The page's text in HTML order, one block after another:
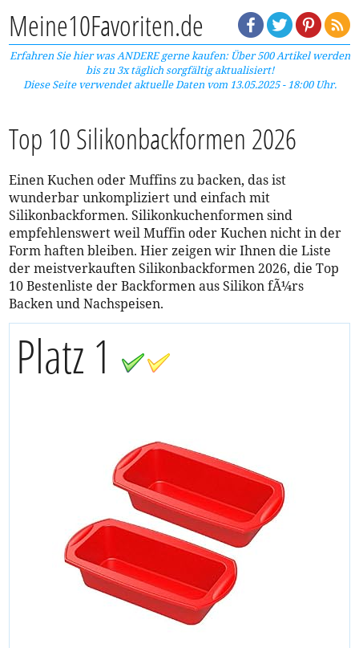
Meine10Favoriten.de
Erfahren Sie hier was ANDERE gerne kaufen: Über 500 Artikel werden
bis zu 3x täglich sorgfältig aktualisiert!
Diese Seite verwendet aktuelle Daten vom 13.05.2025 - 18:00 Uhr.
Top 10 Silikonbackformen 2026
Einen Kuchen oder Muffins zu backen, das ist
wunderbar unkompliziert und einfach mit
Silikonbackformen. Silikonkuchenformen sind
empfehlenswert weil Muffin oder Kuchen nicht in der
Form haften bleiben. Hier zeigen wir Ihnen die Liste
der meistverkauften Silikonbackformen 2026, die Top
10 Bestenliste der Backformen aus Silikon fÃ¼rs
Backen und Nachspeisen.
Platz 1